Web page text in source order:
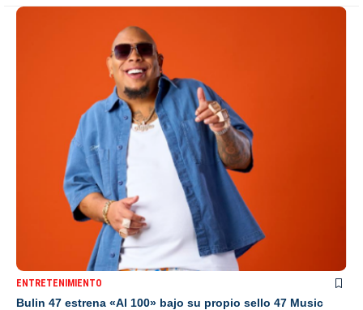
ENTRETENIMIENTO
Bulin 47 estrena «Al 100» bajo su propio sello 47 Music